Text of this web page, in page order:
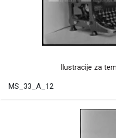
Ilustracije za
MS_33_A_12